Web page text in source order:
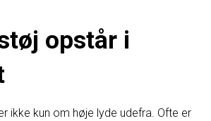
opstår i
ikke kun om høje lyde udefra. Ofte er